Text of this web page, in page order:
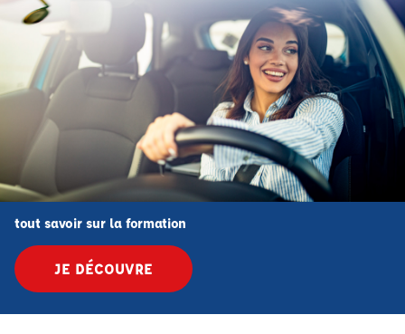
tout savoir sur la formation
JE DÉCOUVRE